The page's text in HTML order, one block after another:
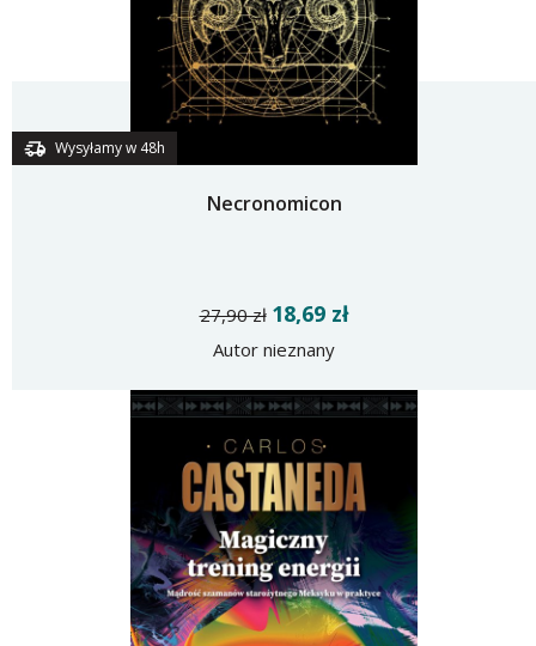
Wysyłamy w 48h
Necronomicon
27,90 zł 18,69 zł
Autor nieznany